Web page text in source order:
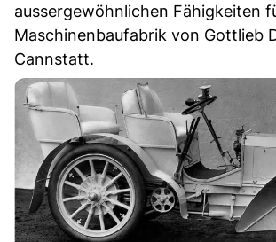
aussergewöhnlichen Fähigkeiten
Maschinenbaufabrik von Gottlieb
Cannstatt.